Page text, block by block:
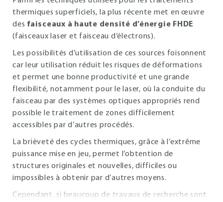
thermiques superficiels, la plus récente met en œuvre
des faisceaux à haute densité d’énergie FHDE
(faisceaux laser et faisceau d’électrons).
Les possibilités d’utilisation de ces sources foisonnent
car leur utilisation réduit les risques de déformations
et permet une bonne productivité et une grande
flexibilité, notamment pour le laser, où la conduite du
faisceau par des systèmes optiques appropriés rend
possible le traitement de zones difficilement
accessibles par d’autres procédés.
La brièveté des cycles thermiques, grâce à l’extrême
puissance mise en jeu, permet l’obtention de
structures originales et nouvelles, difficiles ou
impossibles à obtenir par d’autres moyens.
Cependant, si beaucoup de travaux de recherche sont